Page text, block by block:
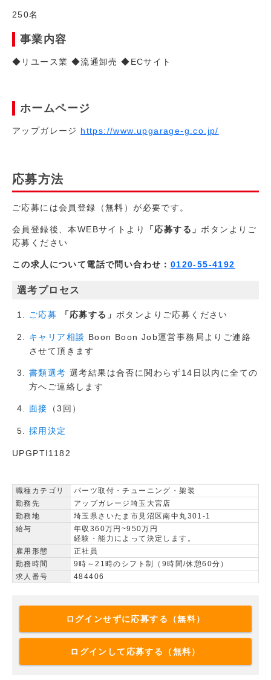
250名
事業内容
◆リユース業 ◆流通卸売 ◆ECサイト
ホームページ
アップガレージ https://www.upgarage-g.co.jp/
応募方法
ご応募には会員登録（無料）が必要です。
会員登録後、本WEBサイトより 「応募する」ボタンよりご
応募ください
この求人について電話で問い合わせ： 0120-55-4192
選考プロセス
ご応募 「応募する」ボタンよりご応募ください
キャリア相談 Boon Boon Job運営事務局よりご連絡
させて頂きます
書類選考 選考結果は合否に関わらず14日以内に全ての
方へご連絡します
面接 （3回）
採用決定
UPGPTI1182
職種カテゴリ
パーツ取付・チューニング・架装
勤務先
アップガレージ埼玉大宮店
勤務地
埼玉県さいたま市見沼区南中丸301-1
給与
年収360万円~950万円
経験・能力によって決定します。
雇用形態
正社員
勤務時間
9時～21時のシフト制（9時間/休憩60分）
求人番号
484406
ログインせずに応募する（無料）
ログインして応募する（無料）